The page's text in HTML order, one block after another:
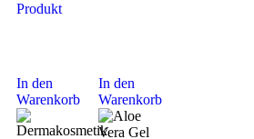
Produkt
In den
Warenkorb
In den
Warenkorb